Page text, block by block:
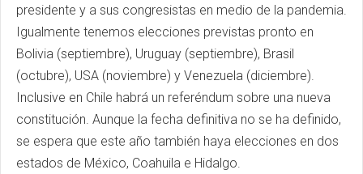
presidente y a sus congresistas en medio de la pandemia.
Igualmente tenemos elecciones previstas pronto en
Bolivia (septiembre), Uruguay (septiembre), Brasil
(octubre), USA (noviembre) y Venezuela (diciembre).
Inclusive en Chile habrá un referéndum sobre una nueva
constitución. Aunque la fecha definitiva no se ha definido,
se espera que este año también haya elecciones en dos
estados de México, Coahuila e Hidalgo.